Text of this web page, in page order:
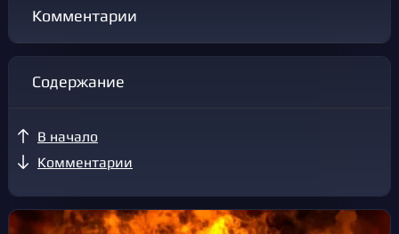
Комментарии
Содержание
В начало
Комментарии